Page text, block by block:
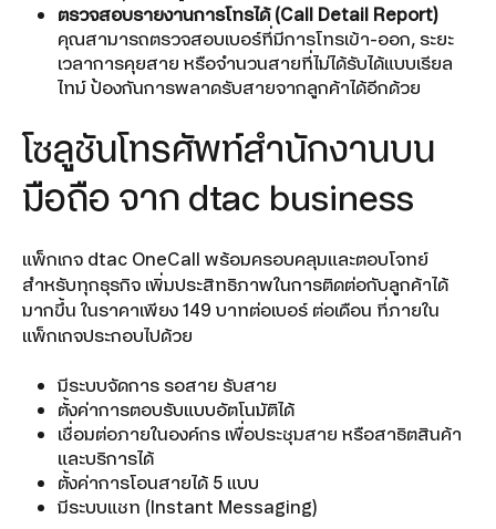
ตรวจสอบรายงานการโทรได้ (Call Detail Report)
คุณสามารถตรวจสอบเบอร์ที่มีการโทรเข้า-ออก, ระยะ
เวลาการคุยสาย หรือจำนวนสายที่ไม่ได้รับได้แบบเรียล
ไทม์ ป้องกันการพลาดรับสายจากลูกค้าได้อีกด้วย
โซลูชันโทรศัพท์สำนักงานบน
มือถือ จาก dtac business
แพ็กเกจ dtac OneCall พร้อมครอบคลุมและตอบโจทย์
สำหรับทุกธุรกิจ เพิ่มประสิทธิภาพในการติดต่อกับลูกค้าได้
มากขึ้น ในราคาเพียง 149 บาทต่อเบอร์ ต่อเดือน ที่ภายใน
แพ็กเกจประกอบไปด้วย
มีระบบจัดการ รอสาย รับสาย
ตั้งค่าการตอบรับแบบอัตโนมัติได้
เชื่อมต่อภายในองค์กร เพื่อประชุมสาย หรือสาธิตสินค้า
และบริการได้
ตั้งค่าการโอนสายได้ 5 แบบ
มีระบบแชท (Instant Messaging)